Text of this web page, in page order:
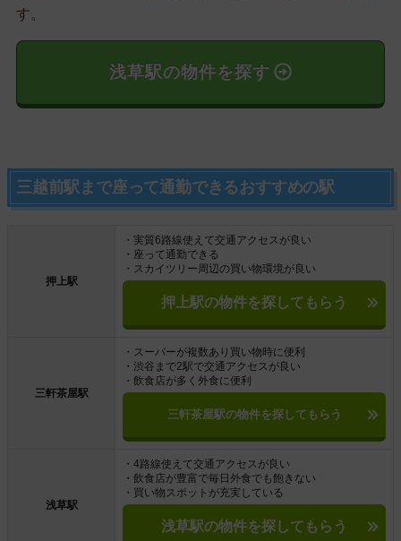
す。
浅草駅の物件を探す
三越前駅まで座って通勤できるおすすめの駅
押上駅
・実質6路線使えて交通アクセスが良い
・座って通勤できる
・スカイツリー周辺の買い物環境が良い
押上駅の物件を探してもらう
三軒茶屋駅
・スーパーが複数あり買い物時に便利
・渋谷まで2駅で交通アクセスが良い
・飲食店が多く外食に便利
三軒茶屋駅の物件を探してもらう
浅草駅
・4路線使えて交通アクセスが良い
・飲食店が豊富で毎日外食でも飽きない
・買い物スポットが充実している
浅草駅の物件を探してもらう